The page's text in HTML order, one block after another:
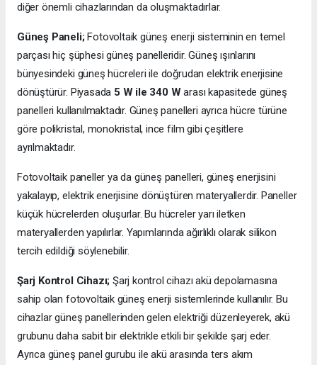
diğer önemli cihazlarından da oluşmaktadırlar.
Güneş Paneli;Fotovoltaik güneş enerji sisteminin en temel
parçası hiç şüphesi güneş panelleridir. Güneş ışınlarını
bünyesindeki güneş hücreleri ile doğrudan elektrik enerjisine
dönüştürür. Piyasada 5 W ile 340 Warası kapasitede güneş
panelleri kullanılmaktadır. Güneş panelleri ayrıca hücre türüne
göre polikristal, monokristal, ince film gibi çeşitlere
ayrılmaktadır.
Fotovoltaik paneller ya da güneş panelleri, güneş enerjisini
yakalayıp, elektrik enerjisine dönüştüren materyallerdir. Paneller
küçük hücrelerden oluşurlar. Bu hücreler yarı iletken
materyallerden yapılırlar. Yapımlarında ağırlıklı olarak silikon
tercih edildiği söylenebilir.
Şarj Kontrol Cihazı; Şarj kontrol cihazı akü depolamasına
sahip olan fotovoltaik güneş enerji sistemlerinde kullanılır. Bu
cihazlar güneş panellerinden gelen elektriği düzenleyerek, akü
grubunu daha sabit bir elektrikle etkili bir şekilde şarj eder.
Ayrıca güneş panel gurubu ile akü arasında ters akım